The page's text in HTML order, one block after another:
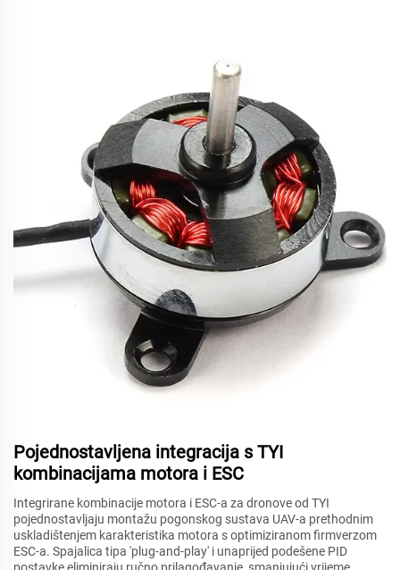
Pojednostavljena integracija s TYI
kombinacijama motora i ESC
Integrirane kombinacije motora i ESC-a za dronove od TYI
pojednostavljaju montažu pogonskog sustava UAV-a prethodnim
uskladištenjem karakteristika motora s optimiziranom firmverzom
ESC-a. Spajalica tipa 'plug-and-play' i unaprijed podešene PID